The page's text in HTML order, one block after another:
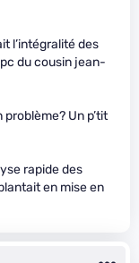
l’intégralité des
du cousin jean-
Un p’tit
rapide des
en mise en